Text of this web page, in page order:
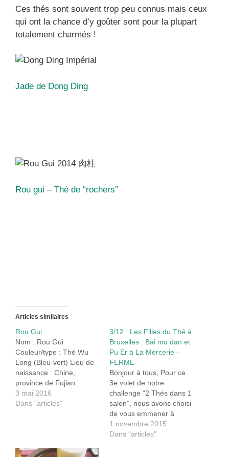
Ces thés sont souvent trop peu connus mais ceux
qui ont la chance d’y goûter sont pour la plupart
totalement charmés !
Jade de Dong Ding
Rou gui – Thé de “rochers”
Articles similaires
Rou Gui
Nom : Rou Gui
Couleur/type : Thé Wu
Long (Bleu-vert) Lieu de
naissance : Chine,
province de Fujian
Histoire : Rou gui 肉桂
est le nom d’une épice
comprendrez aisément
3 mai 2016
Dans "articles"
3/12 : Les Filles du Thé à
Bruxelles : Bai mu dan et
Pu Er à La Mercerie -
FERME-
Bonjour à tous, Pour ce
3e volet de notre
challenge “2 Thés dans 1
salon”, nous avons choisi
de vous emmener à
Bruxelles. Pourquoi les
Filles du Thé à Bruxelles
1 novembre 2015
Dans "articles"